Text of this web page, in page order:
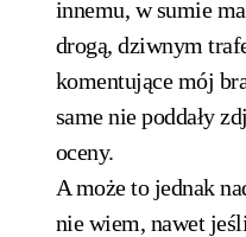
innemu, w sumie
drogą, dziwnym
komentujące mój
same nie poddały
oceny.
A może to jednak
nie wiem, nawet